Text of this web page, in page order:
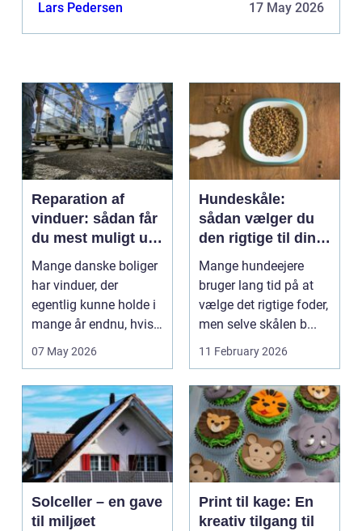
Lars Pedersen 17 May 2026
Reparation af
vinduer: sådan får
du mest muligt ud
af dine gamle
rammer
Mange danske boliger
har vinduer, der
egentlig kunne holde i
mange år endnu, hvis
07 May 2026
Hundeskåle:
sådan vælger du
den rigtige til din
hund
Mange hundeejere
bruger lang tid på at
vælge det rigtige foder,
men selve skålen b...
11 February 2026
Solceller – en gave
til miljøet
Print til kage: En
kreativ tilgang til